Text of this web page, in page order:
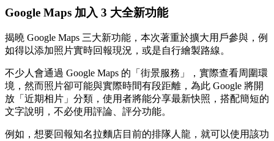
Google Maps 加入 3 大全新功能
揭曉 Google Maps 三大新功能，本次著重於擴大用戶參與，例
如得以添加照片實時回報現況，或是自行繪製路線。
不少人會通過 Google Maps 的「街景服務」，實際查看周圍環
境，然而照片卻可能與實際時間有段距離，為此 Google 將開
放「近期相片」分類，使用者將能分享最新快照，搭配簡短的
文字說明，不必使用評論、評分功能。
例如，想要回報知名拉麵店目前的排隊人龍，就可以使用該功